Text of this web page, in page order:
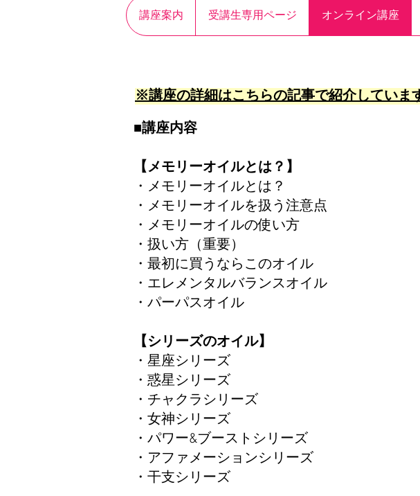
講座案内 受講生専用ページ オンライン講座
※講座の詳細はこちらの記事で紹介していま
■講座内容
【メモリーオイルとは？】
​・メモリーオイルとは？
​・メモリーオイルを扱う注意点
・メモリーオイルの使い方
​​​・扱い方（重要）
​​・最初に買うならこのオイル
・エレメンタルバランスオイル
・パーパスオイル ​​​​
【シリーズのオイル】
​​・星座シリーズ
​​・惑星シリーズ
​・チャクラシリーズ
​​・女神シリーズ
​​・パワー&ブーストシリーズ
​​​・アファメーションシリーズ
​​・干支シリーズ